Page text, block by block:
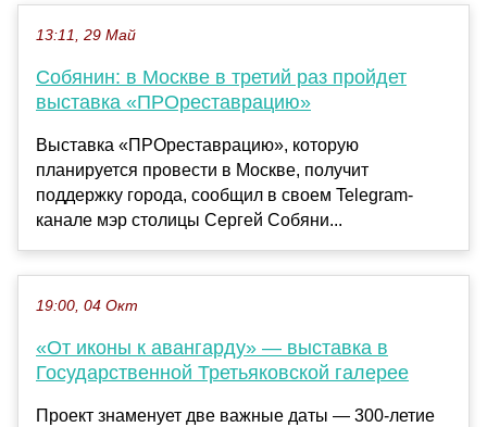
13:11, 29 Май
Собянин: в Москве в третий раз пройдет
выставка «ПРОреставрацию»
Выставка «ПРОреставрацию», которую
планируется провести в Москве, получит
поддержку города, сообщил в своем Telegram-
канале мэр столицы Сергей Собяни...
19:00, 04 Окт
«От иконы к авангарду» — выставка в
Государственной Третьяковской галерее
Проект знаменует две важные даты — 300-летие